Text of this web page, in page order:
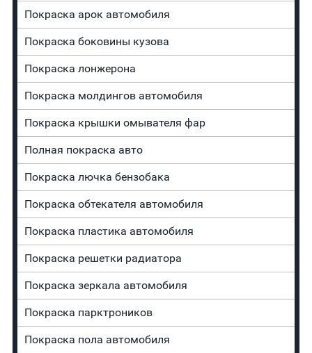
Покраска арок автомобиля
Покраска боковины кузова
Покраска лонжерона
Покраска молдингов автомобиля
Покраска крышки омывателя фар
Полная покраска авто
Покраска лючка бензобака
Покраска обтекателя автомобиля
Покраска пластика автомобиля
Покраска решетки радиатора
Покраска зеркала автомобиля
Покраска парктроников
Покраска пола автомобиля